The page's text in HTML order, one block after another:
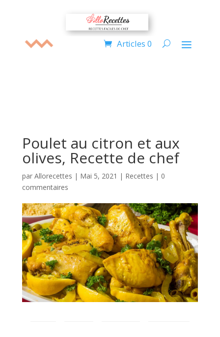
Articles 0
Poulet au citron et aux
olives, Recette de chef
par Allorecettes | Mai 5, 2021 | Recettes | 0
commentaires